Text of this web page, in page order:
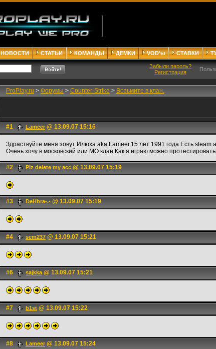
НОВОСТИ СТАТЬИ КОМАНДЫ ДЕМКИ VOD'ы СТАВКИ
Забыли пароль?
Регистрация
ProPlay.ru > Форумы > Counter-Strike > Возьмите в клан.
#1 Lameer @ 13.09.07 15:16
Здраствуйте меня зовут Илюха aka Lameer.15 лет 1991 года.Есть steam
Очень хочу в московский или МО клан.Как я играю можно
#2 Plz delete my acc @ 13.09.07 15:19
#3 DeHbra-.- @ 13.09.07 15:19
#4 sem237 @ 13.09.07 15:21
#6 sajkka@ 13.09.07 15:21
#7 b1st @ 13.09.07 15:22
#8 Lameer @ 13.09.07 15:24